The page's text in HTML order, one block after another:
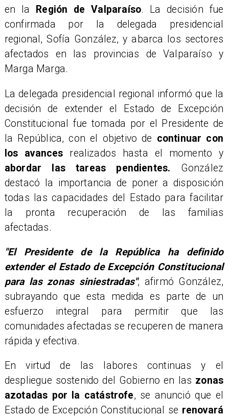
en la
Región de Valparaíso. La decisión fue
confirmada por la delegada presidencial
regional, Sofía González, y abarca los sectores
afectados en las provincias de Valparaíso y
Marga Marga.
​La delegada presidencial regional informó que la
decisión de extender el Estado de Excepción
Constitucional fue tomada por el Presidente de
la República, con el objetivo de continuar con
los avances realizados hasta el momento y
abordar las tareas pendientes. González
destacó la importancia de poner a disposición
todas las capacidades del Estado para facilitar
la pronta recuperación de las familias
afectadas.
"El Presidente de la República ha definido
extender el Estado de Excepción Constitucional
para las zonas siniestradas", afirmó González,
subrayando que esta medida es parte de un
esfuerzo integral para permitir que las
comunidades afectadas se recuperen de manera
rápida y efectiva.
​En virtud de las labores continuas y el
despliegue sostenido del Gobierno en las zonas
azotadas por la catástrofe, se anunció que el
Estado de Excepción Constitucional se renovará